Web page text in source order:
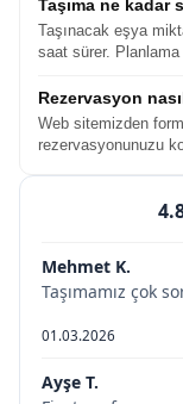
Taşıma ne kadar
Taşınacak eşya
saat sürer.
Rezervasyon
Web sitemizden
rezervasyonunuzu
Mehmet K.
Taşımamız çok
01.03.2026
Ayşe T.